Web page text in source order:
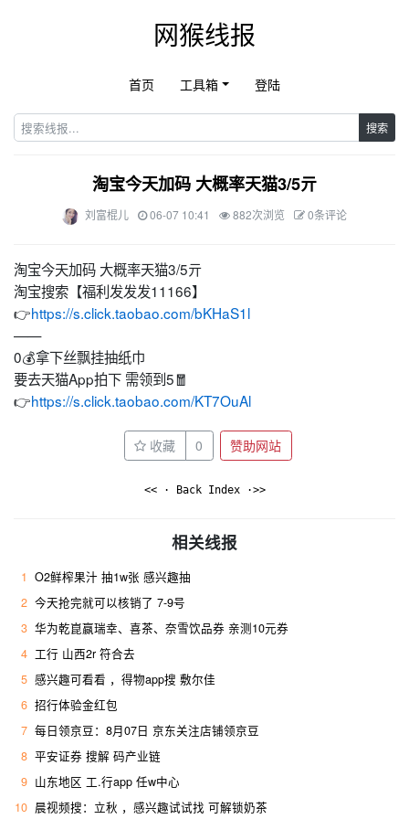
网猴线报
首页 工具箱 登陆
搜索
淘宝今天加码 大概率天猫3/5亓
刘富棍儿 06-07 10:41 882次浏览 0条评论
淘宝今天加码 大概率天猫3/5亓
淘宝搜索【福利发发发11166】
👉https://s.click.taobao.com/bKHaS1l
——
0💰拿下丝飘挂抽纸巾
要去天猫App拍下 需领到5🧧
👉https://s.click.taobao.com/KT7OuAl
收藏 0 赞助网站
<< · Back Index ·>>
相关线报
1 O2鲜榨果汁 抽1w张 感兴趣抽
2 今天抢完就可以核销了 7-9号
3 华为乾崑赢瑞幸、喜茶、奈雪饮品券 亲测10元券
4 工行 山西2r 符合去 ​
5 感兴趣可看看 ，得物app搜 敷尔佳
6 招行体验金红包
7 每日领京豆：8月07日 京东关注店铺领京豆
8 平安证券 搜解 码产业链
9 山东地区 工.行app 任w中心
10 晨视频搜：立秋 ，感兴趣试试找 可解锁奶茶